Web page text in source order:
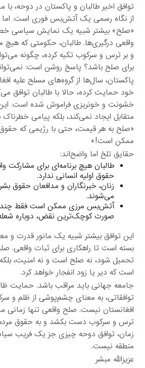
توافق اخیر طالبان و پاکستان در دوحه، با
از نگاه رسمی یک آتش‌بس فوری است.
«صلح» بیشتر شبیه یک نمایش سیاسی
واقعی درگیری‌ها. طالبان، حکومتی که
و بر ترس و سرکوب تکیه کرده، چگونه
برای صلح باشد؟ پاسخ روشن است:
پاکستان، سال‌ها از گروه‌های مسلح علیه
خود حمایت کرده، حالا با طالبان توافق
خشونت و خونریزی فراموش شده است. این
متقابل ایجاد نمی‌کند، بلکه پیامی
«صلح به هر قیمت، حتی با رژیمی که
ممکن است!»
حقایق تلخ اما واضح‌اند:
طالبان هیچ برنامه‌ای برای مشارکت
حقوق اولیه انسانی ندارد.
زنان، خبرنگاران و مدافعان حقوق
می‌شوند.
آتش‌بس مرزی ممکن است فقط چند
صورت کوچک‌ترین نقض، دوباره
این توافق بیشتر شبیه یک مانور قدرت و
بسته است تا راهکاری برای ثبات واقعی.
تحمیل شود، نه صلح است و نه امنیت،
است که دیر یا زود انفجار خواهد کرد.
جامعه جهانی باید مراقب باشد. حمایت
توافقاتی، به معنای چشم‌پوشی از ظلم و
افغانستان نیست. صلح واقعی تنها زمانی
ترس و سرکوب دست بکشد و به حقوق مردم
زمان، توافق دوحه چیزی جز یک فریب
منطقه نیست.
عزیزالله مبشر